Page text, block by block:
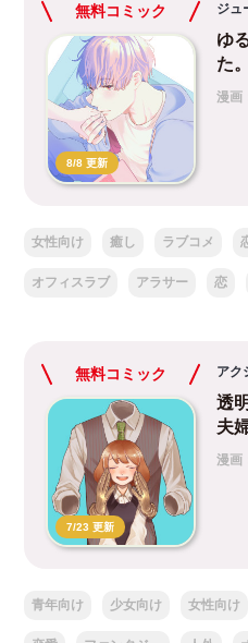
無料コミック
8/8 更新
ジュ
ゆ
た。
漫画
女性向け 癒し ラブコメ
オフィスラブ アラサー 恋
無料コミック
7/23 更新
アク
透
夫
漫画
青年向け 少女向け 女性向け